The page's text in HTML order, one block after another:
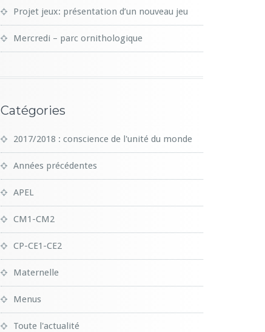
Projet jeux: présentation d’un nouveau jeu
Mercredi – parc ornithologique
Catégories
2017/2018 : conscience de l'unité du monde
Années précédentes
APEL
CM1-CM2
CP-CE1-CE2
Maternelle
Menus
Toute l'actualité